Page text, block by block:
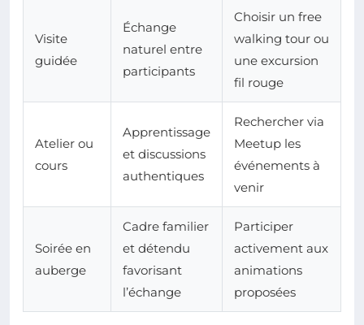
Visite
guidée
Échange
naturel entre
participants
Choisir un free
walking tour ou
une excursion
fil rouge
Atelier ou
cours
Apprentissage
et discussions
authentiques
Rechercher via
Meetup les
événements à
venir
Soirée en
auberge
Cadre familier
et détendu
favorisant
l’échange
Participer
activement aux
animations
proposées